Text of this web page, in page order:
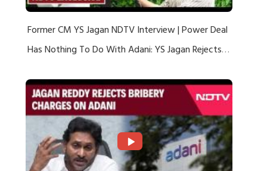
Former CM YS Jagan NDTV Interview | Power Deal
Has Nothing To Do With Adani: YS Jagan Rejects